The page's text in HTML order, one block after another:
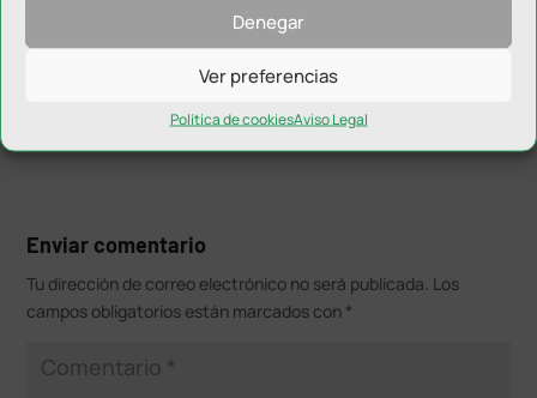
Denegar
Ver preferencias
Política de cookiesAviso Legal
el traslado hasta la instalación correrá por cuenta del
centro educativo en cuestión.
Enviar comentario
Tu dirección de correo electrónico no será publicada. Los
campos obligatorios están marcados con *